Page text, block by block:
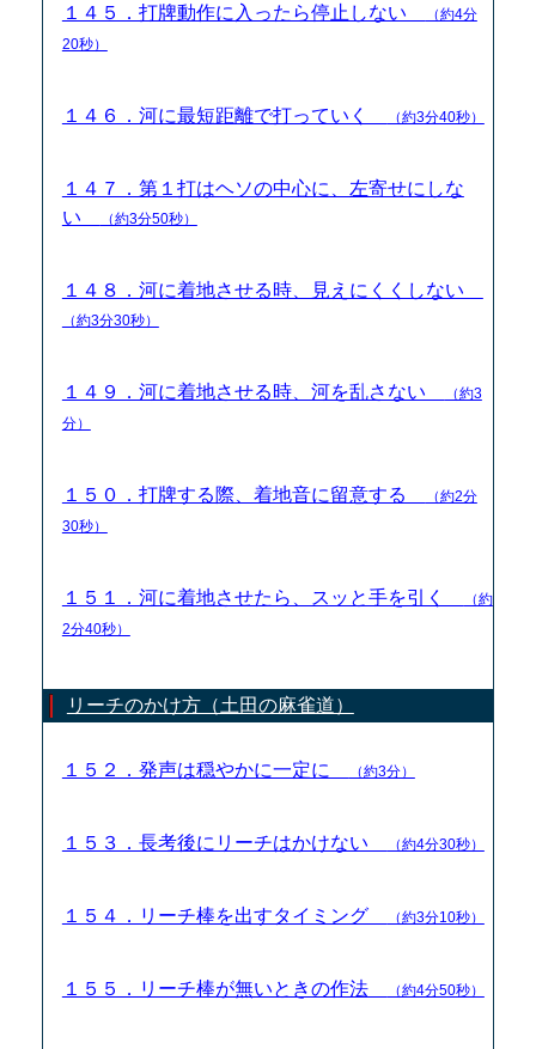
１４５．打牌動作に入ったら停止しない
（約4分
20秒）
１４６．河に最短距離で打っていく （約3分40秒）
１４７．第１打はヘソの中心に、左寄せにしな
い
（約3分50秒）
１４８．河に着地させる時、見えにくくしない
（約3分30秒）
１４９．河に着地させる時、河を乱さない
（約3
分）
１５０．打牌する際、着地音に留意する
（約2分
30秒）
１５１．河に着地させたら、スッと手を引く
（約
2分40秒）
リーチのかけ方（土田の麻雀道）
１５２．発声は穏やかに一定に （約3分）
１５３．長考後にリーチはかけない （約4分30秒）
１５４．リーチ棒を出すタイミング （約3分10秒）
１５５．リーチ棒が無いときの作法 （約4分50秒）